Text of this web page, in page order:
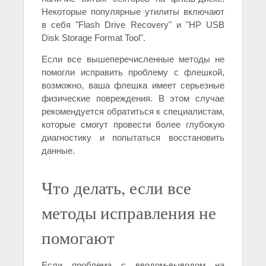
Некоторые популярные утилиты включают
в себя "Flash Drive Recovery" и "HP USB
Disk Storage Format Tool".
Если все вышеперечисленные методы не
помогли исправить проблему с флешкой,
возможно, ваша флешка имеет серьезные
физические повреждения. В этом случае
рекомендуется обратиться к специалистам,
которые смогут провести более глубокую
диагностику и попытаться восстановить
данные.
Что делать, если все
методы исправления не
помогают